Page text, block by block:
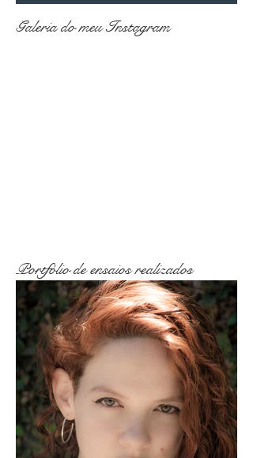
Galeria do meu Instagram
Portfólio de ensaios realizados